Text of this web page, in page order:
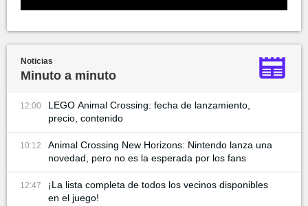
Noticias
Minuto a minuto
12:00
LEGO Animal Crossing: fecha de lanzamiento,
precio, contenido
10:12
Animal Crossing New Horizons: Nintendo lanza una
novedad, pero no es la esperada por los fans
12:47
¡La lista completa de todos los vecinos disponibles
en el juego!